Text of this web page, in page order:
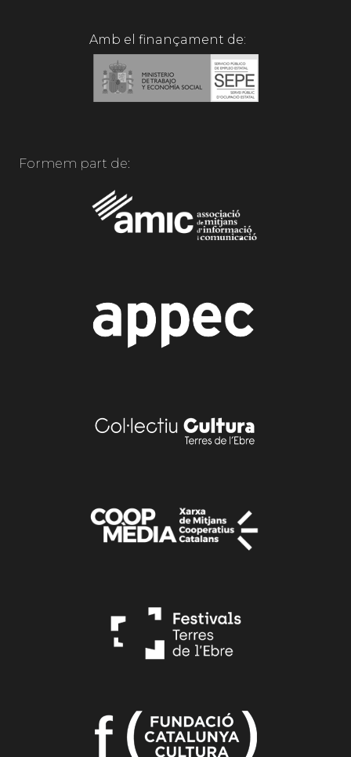
Amb el finançament de:
Formem part de: